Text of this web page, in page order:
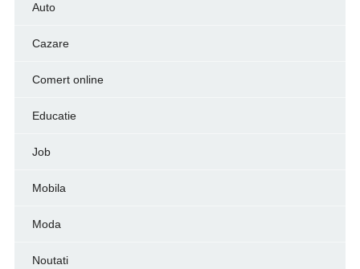
Auto
Cazare
Comert online
Educatie
Job
Mobila
Moda
Noutati